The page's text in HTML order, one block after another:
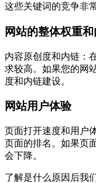
这些关键词的竞争非
网站的整体权重
内容原创度和内链：
求较高。如果您的网
度和内链建设。
网站用户体验
页面打开速度和用户
页面的排名。如果页
会下降。
了解是什么原因后我